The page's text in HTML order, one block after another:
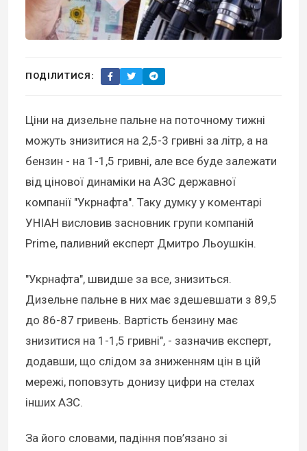
ПОДІЛИТИСЯ:
Ціни на дизельне пальне на поточному тижні
можуть знизитися на 2,5-3 гривні за літр, а на
бензин - на 1-1,5 гривні, але все буде залежати
від цінової динаміки на АЗС державної
компанії "Укрнафта". Таку думку у коментарі
УНІАН висловив засновник групи компаній
Prime, паливний експерт Дмитро Льоушкін.
"Укрнафта", швидше за все, знизиться.
Дизельне пальне в них має здешевшати з 89,5
до 86-87 гривень. Вартість бензину має
знизитися на 1-1,5 гривні", - зазначив експерт,
додавши, що слідом за зниженням цін в цій
мережі, поповзуть донизу цифри на стелах
інших АЗС.
За його словами, падіння пов’язано зі